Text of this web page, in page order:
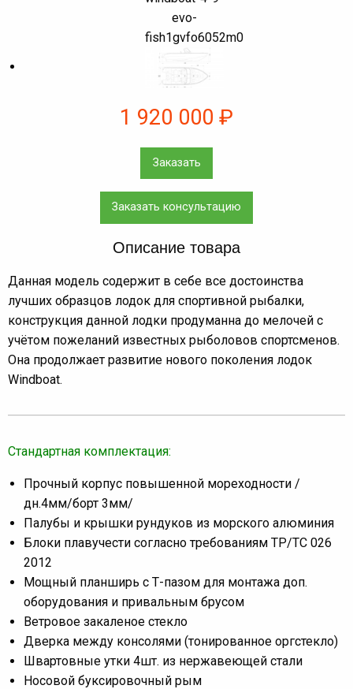
1 920 000 ₽
Заказать
Заказать консультацию
Описание товара
Данная модель содержит в себе все достоинства
лучших образцов лодок для спортивной рыбалки,
конструкция данной лодки продуманна до мелочей с
учётом пожеланий известных рыболовов спортсменов.
Она продолжает развитие нового поколения лодок
Windboat.
Стандартная комплектация:
Прочный корпус повышенной мореходности /
дн.4мм/борт 3мм/
Палубы и крышки рундуков из морского алюминия
Блоки плавучести согласно требованиям ТР/ТС 026
2012
Мощный планширь с Т-пазом для монтажа доп.
оборудования и привальным брусом
Ветровое закаленое стекло
Дверка между консолями (тонированное оргстекло)
Швартовные утки 4шт. из нержавеющей стали
Носовой буксировочный рым